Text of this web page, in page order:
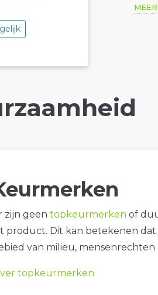
zijn geen topkeurmerken of
product. Dit kan betekenen dat
van milieu, mensenrechten
topkeurmerken